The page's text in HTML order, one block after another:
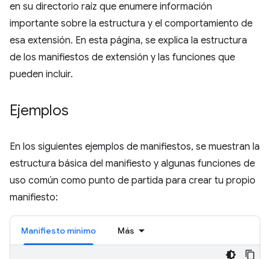
en su directorio raíz que enumere información
importante sobre la estructura y el comportamiento de
esa extensión. En esta página, se explica la estructura
de los manifiestos de extensión y las funciones que
pueden incluir.
Ejemplos
En los siguientes ejemplos de manifiestos, se muestran la
estructura básica del manifiesto y algunas funciones de
uso común como punto de partida para crear tu propio
manifiesto:
Manifiesto mínimo Más